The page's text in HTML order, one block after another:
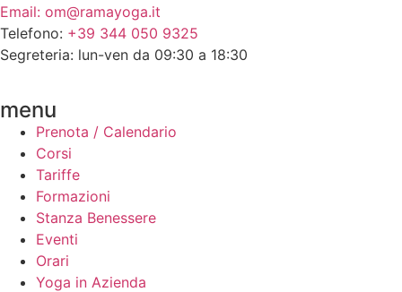
Email: om@ramayoga.it
Telefono: +39 344 050 9325
Segreteria: lun-ven da 09:30 a 18:30
menu
Prenota / Calendario
Corsi
Tariffe
Formazioni
Stanza Benessere
Eventi
Orari
Yoga in Azienda